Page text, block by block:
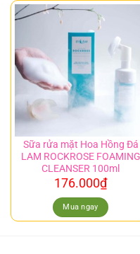
Sữa rửa mặt Hoa Hồng Đá
LAM ROCKROSE FOAMING
CLEANSER 100ml
176.000₫
Mua ngay